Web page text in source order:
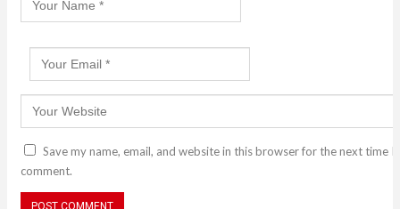
Save my name, email, and website in this browser for the next time I
comment.